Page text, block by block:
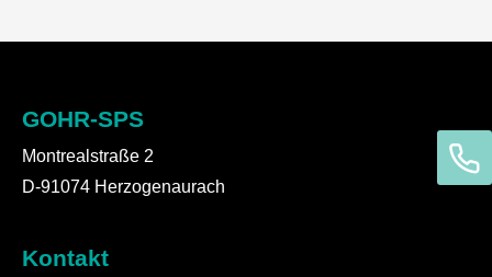
GOHR-SPS
Montrealstraße 2
D-91074 Herzogenaurach
Kontakt